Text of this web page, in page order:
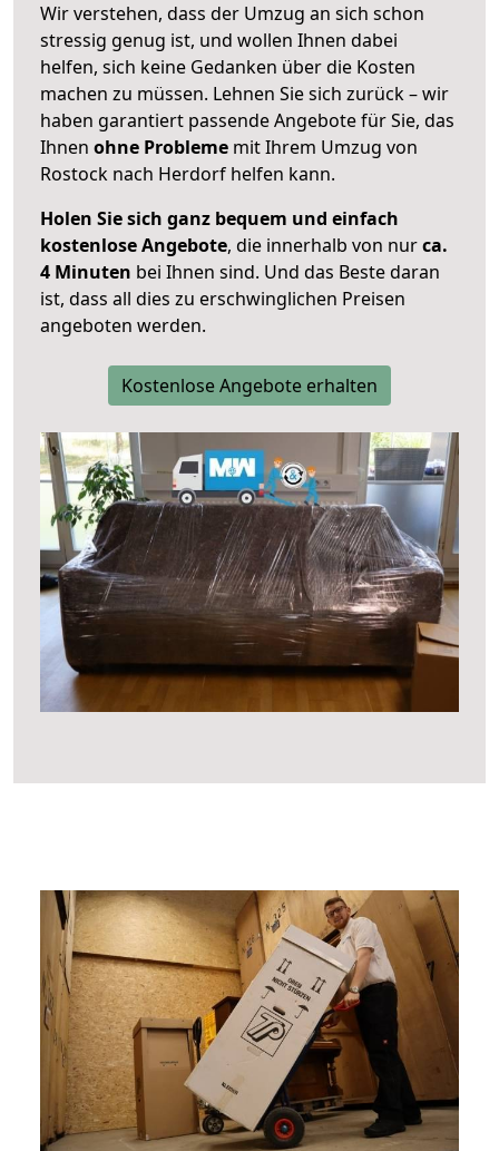
Wir verstehen, dass der Umzug an sich schon
stressig genug ist, und wollen Ihnen dabei
helfen, sich keine Gedanken über die Kosten
machen zu müssen. Lehnen Sie sich zurück – wir
haben garantiert passende Angebote für Sie, das
Ihnen ohne Probleme mit Ihrem Umzug von
Rostock nach Herdorf helfen kann.
Holen Sie sich ganz bequem und einfach
kostenlose Angebote, die innerhalb von nurca.
4 Minuten bei Ihnen sind. Und das Beste daran
ist, dass all dies zu erschwinglichen Preisen
angeboten werden.
Kostenlose Angebote erhalten